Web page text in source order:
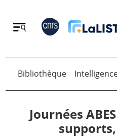
Retour
Retour
Bibliothèque
Journées